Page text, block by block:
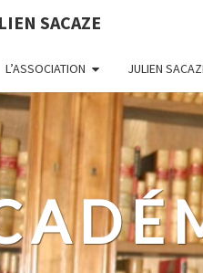
SACAZE
L’ASSOCIATION JULIEN